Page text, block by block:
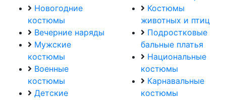
Новогодние
костюмы
Вечерние наряды
Мужские
костюмы
Военные
костюмы
Детские
Костюмы
животных и птиц
Подростковые
бальные платья
Национальные
костюмы
Карнавальные
костюмы